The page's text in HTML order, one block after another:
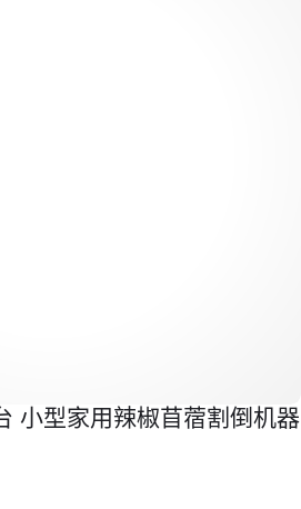
小型家用辣椒苜蓿割倒机器